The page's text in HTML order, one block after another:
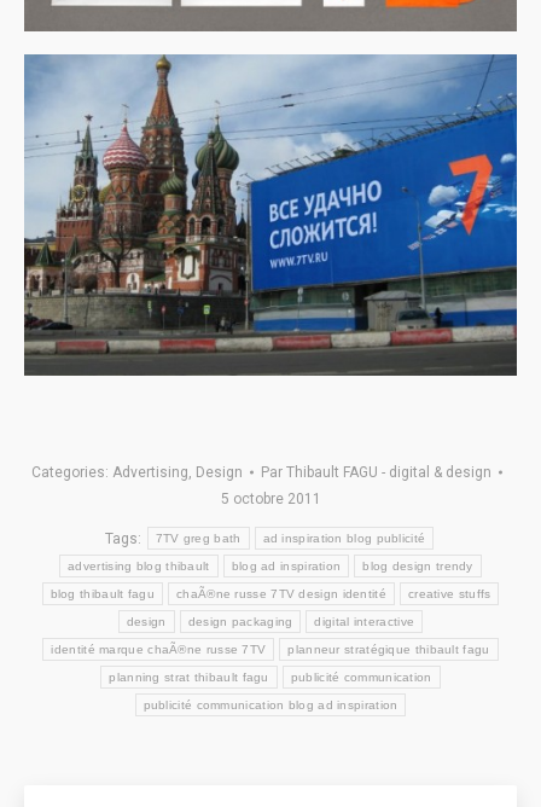
Categories: Advertising, Design Par Thibault FAGU - digital & design
5 octobre 2011
Tags: 7TV greg bath ad inspiration blog publicité
advertising blog thibault blog ad inspiration blog design trendy
blog thibault fagu chaÃ®ne russe 7TV design identité creative stuffs
design design packaging digital interactive
identité marque chaÃ®ne russe 7TV planneur stratégique thibault fagu
planning strat thibault fagu publicité communication
publicité communication blog ad inspiration